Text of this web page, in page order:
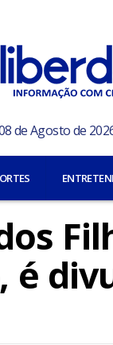
de Agosto de
é